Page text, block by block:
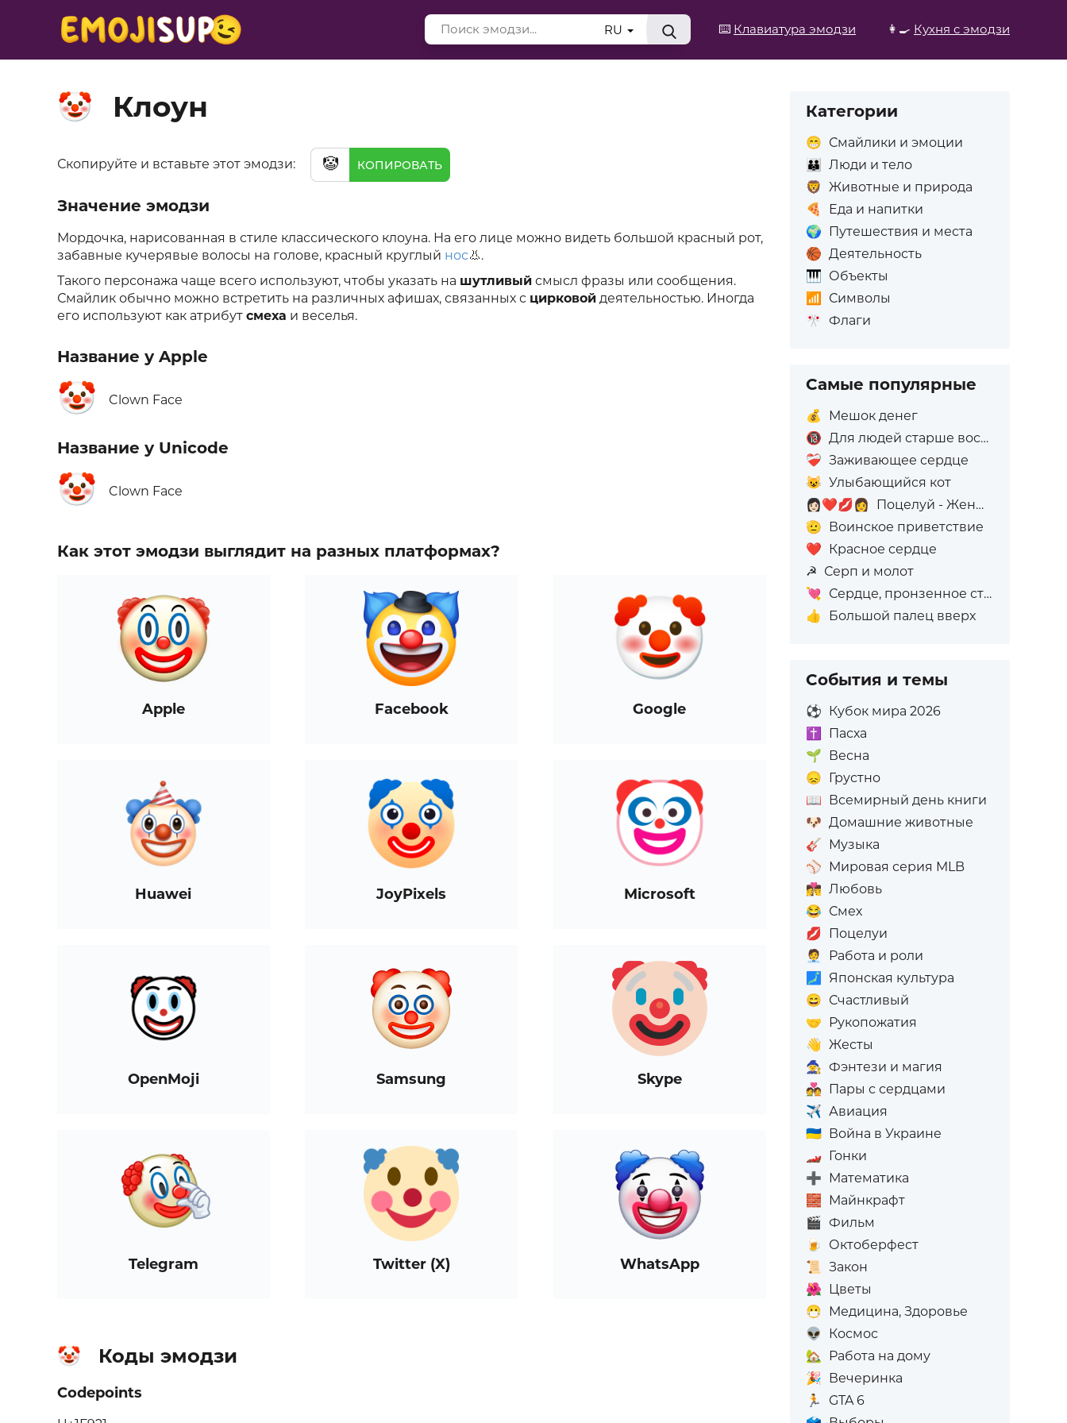
⌨️ Клавиатура эмодзи 👩‍🍳 Кухня с эмодзи
RU
🤡 Клоун
Скопируйте и вставьте этот эмодзи: 🤡 КОПИРОВАТЬ
Значение эмодзи
Мордочка, нарисованная в стиле классического клоуна. На его лице можно видеть большой красный рот,
забавные кучерявые волосы на голове, красный круглый нос👃.
Такого персонажа чаще всего используют, чтобы указать на шутливый смысл фразы или сообщения.
Смайлик обычно можно встретить на различных афишах, связанных с цирковой деятельностью. Иногда
его используют как атрибут смеха и веселья.
Название у Apple
🤡 Clown Face
Название у Unicode
🤡 Clown Face
Как этот эмодзи выглядит на разных платформах?
Apple Facebook Google
Huawei JoyPixels Microsoft
OpenMoji Samsung Skype
Telegram Twitter (X) WhatsApp
🤡 Коды эмодзи
Codepoints
Категории
😁 Смайлики и эмоции
👪
Люди и тело
🦁 Животные и природа
🍕
Еда и напитки
🌍 Путешествия и места
🏀 Деятельность
🎹 Объекты
📶
Символы
🎌 Флаги
Самые популярные
💰
Мешок денег
🔞 Для людей старше восемнадцати лет
❤️‍🩹 Заживающее сердце
😺 Улыбающийся кот
👩🏻‍❤️‍💋‍👩
Поцелуй - Женщина: Светлый тон кожи, Женщина: Без тона кожи
🫡 Воинское приветствие
❤️ Красное сердце
☭ Серп и молот
💘 Сердце, пронзенное стрелой
👍
Большой палец вверх
События и темы
⚽ Кубок мира 2026
✝️
Пасха
🌱 Весна
😞 Грустно
📖 Всемирный день книги
🐶 Домашние животные
🎸 Музыка
⚾ Мировая серия MLB
👩‍❤️‍💋‍👨 Любовь
😂 Смех
💋 Поцелуи
🧑‍💼
Работа и роли
🗾
Японская культура
😄 Счастливый
🤝 Рукопожатия
👋 Жесты
🧙 Фэнтези и магия
💑 Пары с сердцами
✈️ Авиация
🇺🇦 Война в Украине
🏎️ Гонки
➕ Математика
🧱 Майнкрафт
🎬 Фильм
🍺
Октоберфест
📜 Закон
🌺 Цветы
😷 Медицина, Здоровье
👽
Космос
🏡
Работа на дому
🎉 Вечеринка
🏃
GTA 6